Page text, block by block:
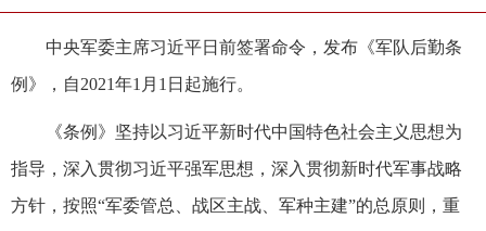
中央军委主席习近平日前签署命令，发布《军队后勤条
例》，自2021年1月1日起施行。
《条例》坚持以习近平新时代中国特色社会主义思想为
指导，深入贯彻习近平强军思想，深入贯彻新时代军事战略
方针，按照“军委管总、战区主战、军种主建”的总原则，重